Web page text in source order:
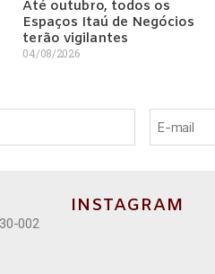
Até outubro, todos os
Espaços Itaú de Negócios
terão vigilantes
04/08/2026
002
INSTAGRAM